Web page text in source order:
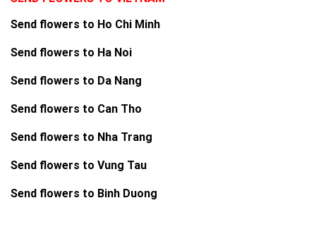
Send flowers to Ho Chi Minh
Send flowers to Ha Noi
Send flowers to Da Nang
Send flowers to Can Tho
Send flowers to Nha Trang
Send flowers to Vung Tau
Send flowers to Binh Duong